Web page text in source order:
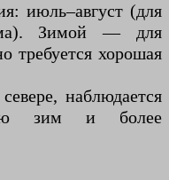
июль–август (для
Зимой — для
требуется хорошая
наблюдается
зим и более